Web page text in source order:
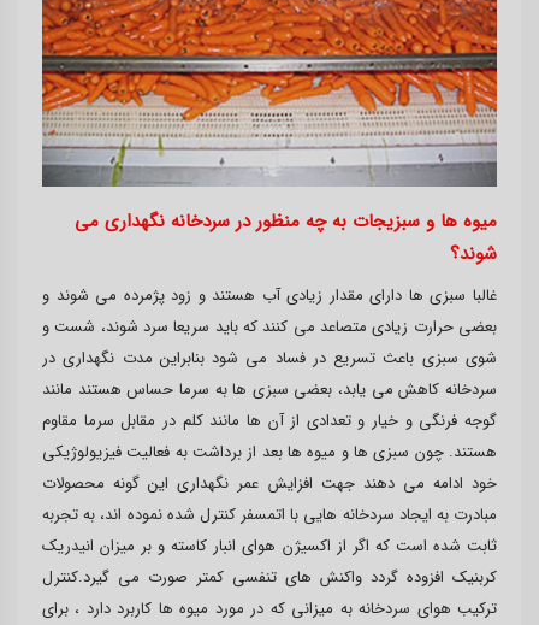
میوه ها و سبزیجات به چه منظور در سردخانه نگهداری می
شوند؟
غالبا سبزی ها دارای مقدار زیادی آب هستند و زود پژمرده می شوند و
بعضی حرارت زیادی متصاعد می کنند که باید سریعا سرد شوند، شست و
شوی سبزی باعث تسریع در فساد می شود بنابراین مدت نگهداری در
سردخانه کاهش می یابد، بعضی سبزی ها به سرما حساس هستند مانند
گوجه فرنگی و خیار و تعدادی از آن ها مانند کلم در مقابل سرما مقاوم
هستند. چون سبزی ها و میوه ها بعد از برداشت به فعالیت فیزیولوژیکی
خود ادامه می دهند جهت افزایش عمر نگهداری این گونه محصولات
مبادرت به ایجاد سردخانه هایی با اتمسفر کنترل شده نموده اند، به تجربه
ثابت شده است که اگر از اکسیژن هوای انبار کاسته و بر میزان انیدریک
کربنیک افزوده گردد واکنش های تنفسی کمتر صورت می گیرد.کنترل
ترکیب هوای سردخانه به میزانی که در مورد میوه ها کاربرد دارد ، برای